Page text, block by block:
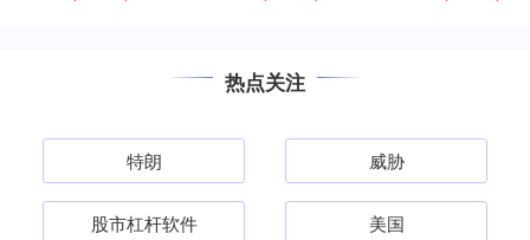
热点关注
特朗 威胁
股市杠杆软件 美国